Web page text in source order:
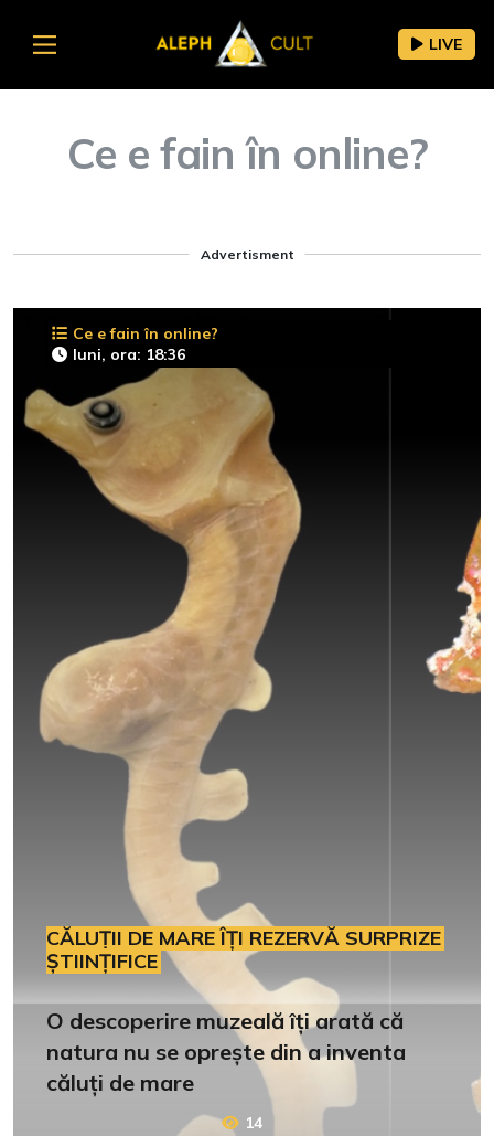
LIVE
Ce e fain în online?
Advertisment
Ce e fain în online?
luni, ora: 18:36
CĂLUȚII DE MARE ÎȚI REZERVĂ SURPRIZE
ȘTIINȚIFICE
O descoperire muzeală îți arată că
natura nu se oprește din a inventa
căluți de mare
14